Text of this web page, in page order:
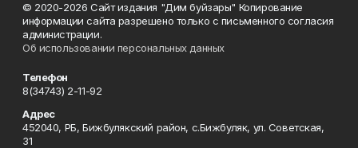
© 2020-2026 Сайт издания "Дим буйзары" Копирование
информации сайта разрешено только с письменного согласия
администрации.
Об использовании персональных данных
Телефон
8(34743) 2-11-92
Адрес
452040, РБ, Бижбулякский район, с.Бижбуляк, ул. Советская,
31